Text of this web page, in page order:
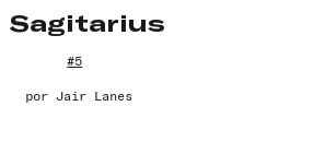
Sagitarius
#5
por Jair Lanes